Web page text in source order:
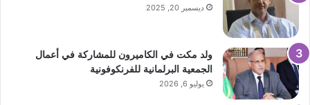
ديسمبر 20, 2025
ولد مكت في الكاميرون للمشاركة في أعمال
الجمعية البرلمانية للفرنكوفونية
يوليو 6, 2026